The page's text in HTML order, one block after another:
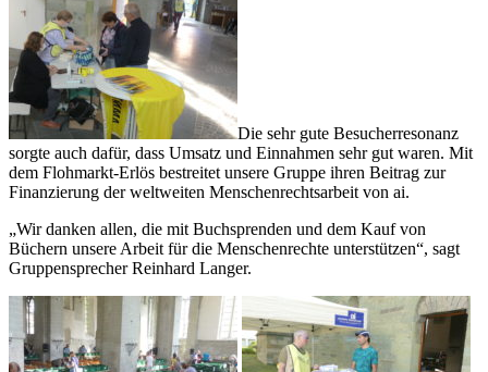
Die sehr gute Besucherresonanz
sorgte auch dafür, dass Umsatz und Einnahmen sehr gut waren. Mit
dem Flohmarkt-Erlös bestreitet unsere Gruppe ihren Beitrag zur
Finanzierung der weltweiten Menschenrechtsarbeit von ai.
„Wir danken allen, die mit Buchsprenden und dem Kauf von
Büchern unsere Arbeit für die Menschenrechte unterstützen“, sagt
Gruppensprecher Reinhard Langer.